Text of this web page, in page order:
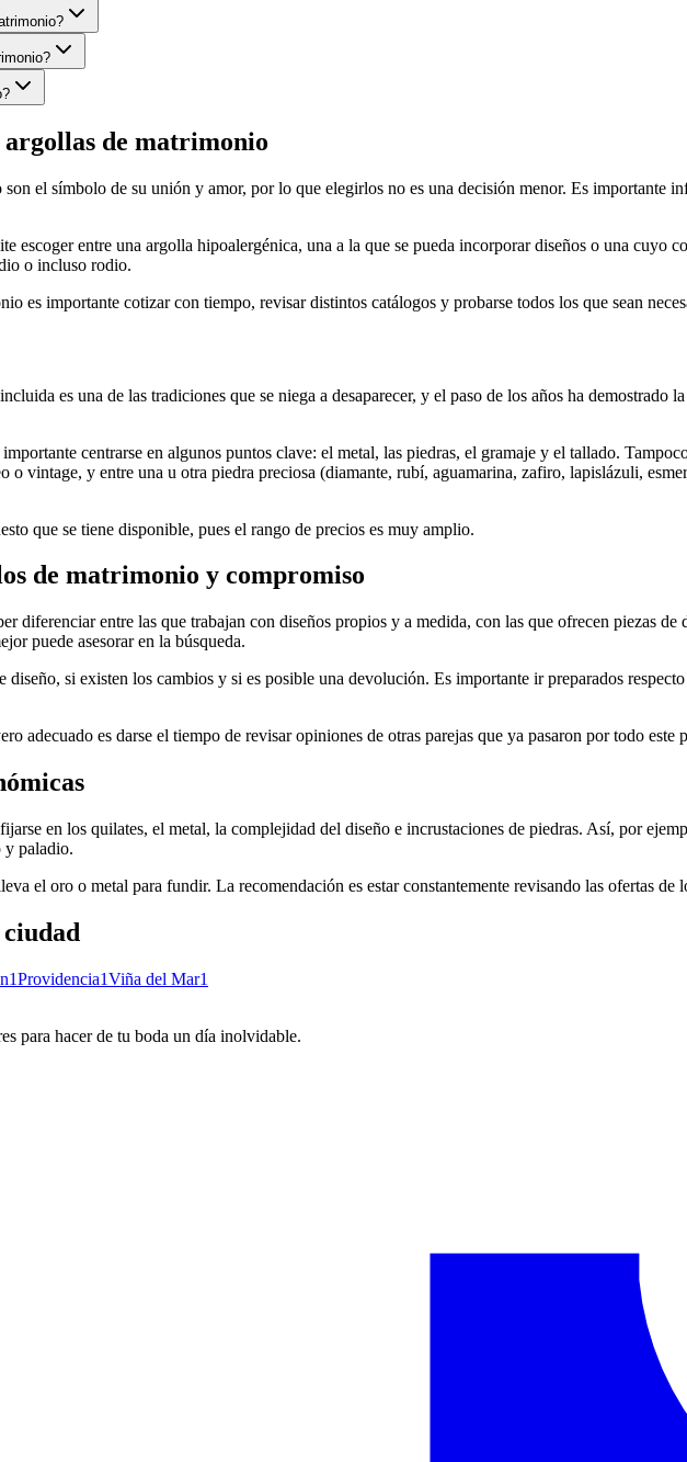
de matrimonio
el símbolo de su unión y amor, por lo que elegirlos no es una decisión menor. Es importante
escoger entre una argolla hipoalergénica, una a la que se pueda incorporar diseños o una cuyo
o incluso rodio.
es importante cotizar con tiempo, revisar distintos catálogos y probarse todos los que sean
es una de las tradiciones que se niega a desaparecer, y el paso de los años ha demostrado
centrarse en algunos puntos clave: el metal, las piedras, el gramaje y el tallado.
o vintage, y entre una u otra piedra preciosa (diamante, rubí, aguamarina, zafiro, lapislázuli,
que se tiene disponible, pues el rango de precios es muy amplio.
de matrimonio y compromiso
diferenciar entre las que trabajan con diseños propios y a medida, con las que ofrecen piezas
puede asesorar en la búsqueda.
diseño, si existen los cambios y si es posible una devolución. Es importante ir preparados
adecuado es darse el tiempo de revisar opiniones de otras parejas que ya pasaron por todo este
en los quilates, el metal, la complejidad del diseño e incrustaciones de piedras. Así, por
y paladio.
el oro o metal para fundir. La recomendación es estar constantemente revisando las ofertas de
1Providencia1Viña del Mar1
para hacer de tu boda un día inolvidable.